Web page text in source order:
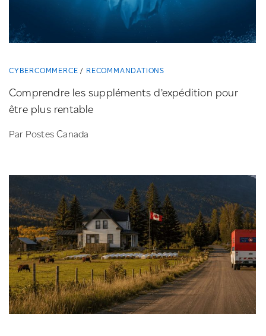
CYBERCOMMERCE RECOMMANDATIONS
Comprendre les suppléments d’expédition pour
être plus rentable
Par Postes Canada